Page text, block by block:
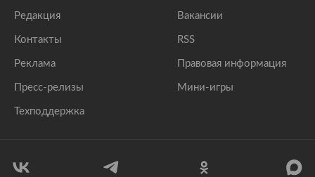
Редакция
Контакты
Реклама
Пресс-релизы
Техподдержка
Вакансии
RSS
Правовая информация
Мини-игры